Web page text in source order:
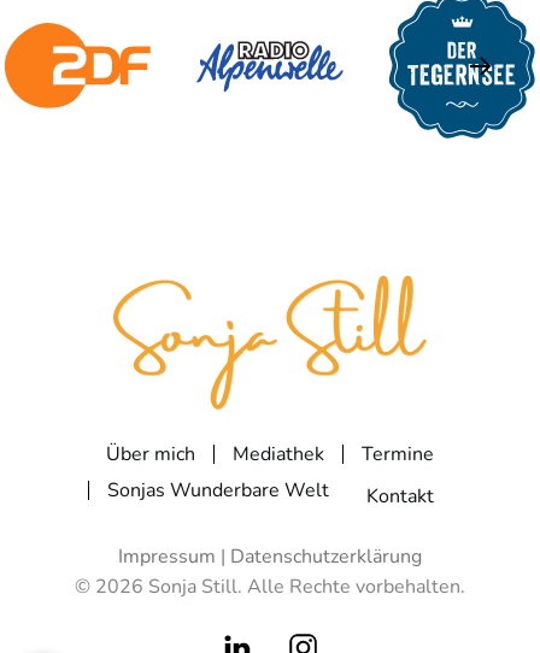
Über mich Mediathek
Termine
Sonjas Wunderbare Welt
Kontakt
Impressum | Datenschutzerklärung
© 2026 Sonja Still. Alle Rechte vorbehalten.